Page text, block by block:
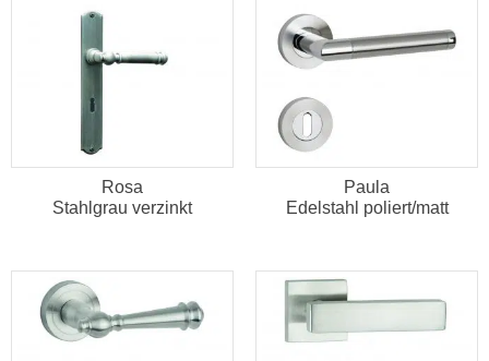
Rosa
Stahlgrau verzinkt
Paula
Edelstahl poliert/matt